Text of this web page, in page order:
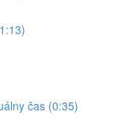
čas (0:35)